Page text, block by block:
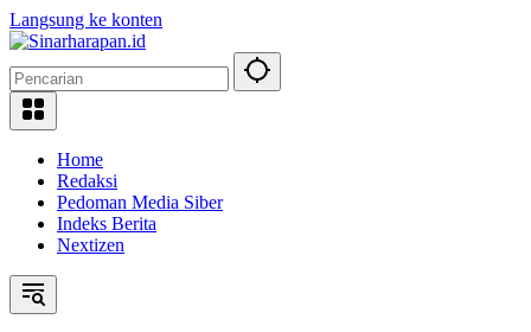
Langsung ke konten
Home
Redaksi
Pedoman Media Siber
Indeks Berita
Nextizen